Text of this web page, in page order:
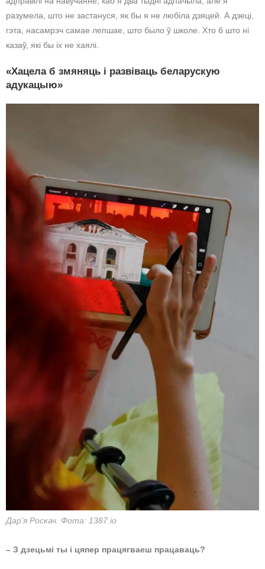
разумела, што не застануся, як бы я не любіла дзяцей. А дзеці,
гэта, насамрэч самае лепшае, што было ў школе. Хто б што ні
казаў, які бы іх не хаялі.
«Хацела б змяняць і развіваць беларускую
адукацыю»
Дар’я Роскач. Фота: 1387.io
– З дзецьмі ты і цяпер працягваеш працаваць?